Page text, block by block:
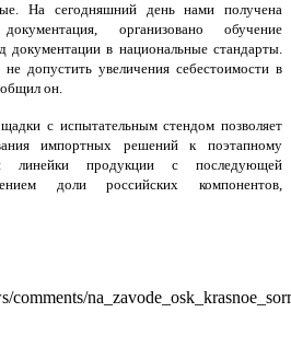
На сегодняшний день нами получена
организовано обучение
документации в национальные стандарты.
допустить увеличения себестоимости в
он.
с испытательным стендом позволяет
импортных решений к поэтапному
линейки продукции с последующей
доли российских компонентов,
comments/